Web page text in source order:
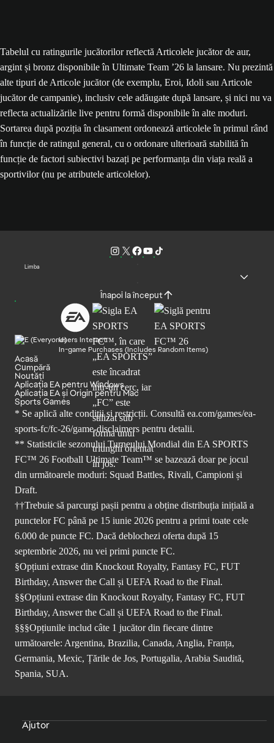
Tabelul cu ratingurile jucătorilor reflectă Articolele jucător de aur,
argint și bronz disponibile în Ultimate Team ’26 la lansare. Nu prezintă
alte tipuri de Articole jucător (de exemplu, Eroi, Idoli sau Articole
jucător de campanie), inclusiv cele adăugate după lansare, și nici nu va
reflecta actualizările live pentru formă disponibile în alte moduri.
Sortarea după poziția în clasament ordonează articolele în primul rând
în funcție de ratingul general, cu o ordonare ulterioară stabilită în
funcție de factori subiectivi bazați pe performanța din viața reală a
sportivilor (nu pe atributele articolelor).
Limba
Înapoi la început
Users Interact
In-game Purchases (Includes Random Items)
Acasă
Cumpără
Noutăți
Aplicația EA pentru Windows
Aplicația EA și Origin pentru Mac
Sports Games
* Se aplică alte condiții și restricții. Consultă ea.com/games/ea-
sports-fc/fc-26/game-disclaimers pentru detalii.
** Statisticile sezonului Turneului Mondial din EA SPORTS
FC™ 26 Football Ultimate Team™ se bazează doar pe jocul
din următoarele moduri: Squad Battles, Rivali, Campioni și
Draft.
††Trebuie să parcurgi pașii pentru a obține distribuția inițială a
punctelor FC până pe 15 iunie 2026 pentru a primi toate cele
6.000 de puncte FC. Dacă deblochezi oferta după 15
septembrie 2026, nu vei primi puncte FC.
§Opțiuni extrase din Knockout Royalty, Fantasy FC, FUT
Birthday, Answer the Call și UEFA Road to the Final.
§§Opțiuni extrase din Knockout Royalty, Fantasy FC, FUT
Birthday, Answer the Call și UEFA Road to the Final.
§§§Opțiunile includ câte 1 jucător din fiecare dintre
următoarele: Argentina, Brazilia, Canada, Anglia, Franța,
Germania, Mexic, Țările de Jos, Portugalia, Arabia Saudită,
Spania, SUA.
Ajutor